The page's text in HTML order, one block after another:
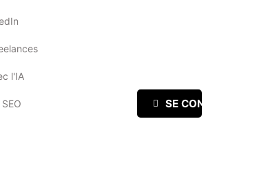
l'IA
SE CONNECTER